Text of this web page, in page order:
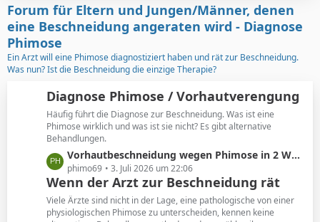
ä
g
e
t
e
B
e
i
t
r
ä
g
e
Forum für Eltern und Jungen/Männer, denen
eine Beschneidung angeraten wird - Diagnose
Phimose
Ein Arzt will eine Phimose diagnostiziert haben und rät zur Beschneidung.
Was nun? Ist die Beschneidung die einzige Therapie?
Diagnose Phimose / Vorhautverengung
Häufig führt die Diagnose zur Beschneidung. Was ist eine
Phimose wirklich und was ist sie nicht? Es gibt alternative
Behandlungen.
L
e
t
z
t
Vorhautbeschneidung wegen Phimose in 2 Wochen
phimo69 3. Juli 2026 um 22:06
Wenn der Arzt zur Beschneidung rät
Viele Ärzte sind nicht in der Lage, eine pathologische von einer
physiologischen Phimose zu unterscheiden, kennen keine